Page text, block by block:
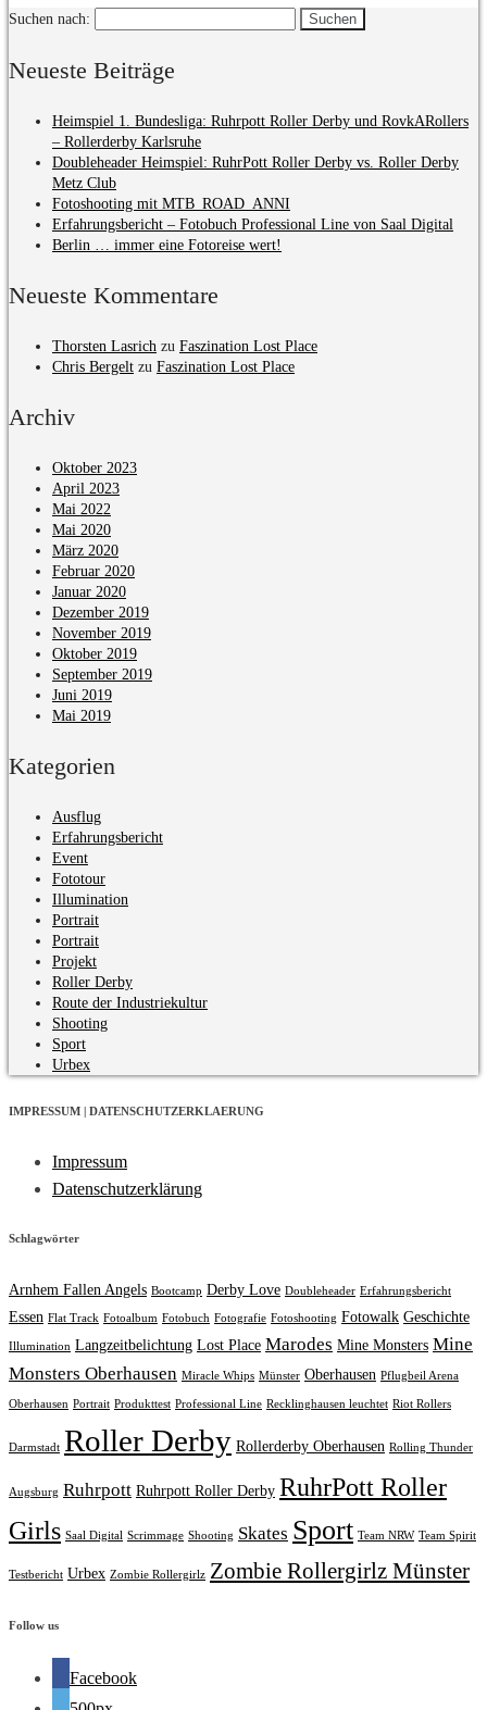
Suchen nach:
Neueste Beiträge
Heimspiel 1. Bundesliga: Ruhrpott Roller Derby und RovkARollers
– Rollerderby Karlsruhe
Doubleheader Heimspiel: RuhrPott Roller Derby vs. Roller Derby
Metz Club
Fotoshooting mit MTB_ROAD_ANNI
Erfahrungsbericht – Fotobuch Professional Line von Saal Digital
Berlin … immer eine Fotoreise wert!
Neueste Kommentare
Thorsten Lasrich zu Faszination Lost Place
Chris Bergelt zu Faszination Lost Place
Archiv
Oktober 2023
April 2023
Mai 2022
Mai 2020
März 2020
Februar 2020
Januar 2020
Dezember 2019
November 2019
Oktober 2019
September 2019
Juni 2019
Mai 2019
Kategorien
Ausflug
Erfahrungsbericht
Event
Fototour
Illumination
Portrait
Portrait
Projekt
Roller Derby
Route der Industriekultur
Shooting
Sport
Urbex
IMPRESSUM | DATENSCHUTZERKLAERUNG
Impressum
Datenschutzerklärung
Schlagwörter
Arnhem Fallen Angels Bootcamp Derby Love Doubleheader Erfahrungsbericht
Essen Flat Track Fotoalbum Fotobuch Fotografie Fotoshooting Fotowalk Geschichte
Illumination Langzeitbelichtung Lost Place Marodes Mine Monsters Mine
Monsters Oberhausen Miracle Whips Münster Oberhausen Pflugbeil Arena
Oberhausen Portrait Produkttest Professional Line Recklinghausen leuchtet Riot Rollers
Darmstadt Roller Derby Rollerderby Oberhausen Rolling Thunder
Augsburg Ruhrpott Ruhrpott Roller Derby RuhrPott Roller
Girls Saal Digital Scrimmage Shooting Skates Sport Team NRW Team Spirit
Testbericht Urbex Zombie Rollergirlz Zombie Rollergirlz Münster
Follow us
Facebook